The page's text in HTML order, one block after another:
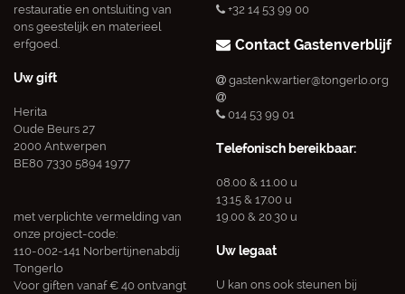
restauratie en ontsluiting van
ons geestelijk en materieel
erfgoed.
Uw gift
Herita
Oude Beurs 27
2000 Antwerpen
BE80 7330 5894 1977
met verplichte vermelding van
onze project-code:
110-002-141 Norbertijnenabdij
Tongerlo
Voor giften vanaf € 40 ontvangt
+32 14 53 99 00
Contact Gastenverblijf
gastenkwartier@tongerlo.org
014 53 99 01
Telefonisch bereikbaar:
08.00 & 11.00 u
13.15 & 17.00 u
19.00 & 20.30 u
Uw legaat
U kan ons ook steunen bij